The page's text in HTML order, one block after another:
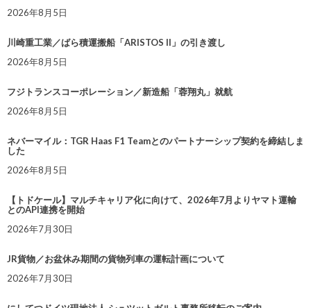
2026年8月5日
川崎重工業／ばら積運搬船「ARISTOS II」の引き渡し
2026年8月5日
フジトランスコーポレーション／新造船「蓉翔丸」就航
2026年8月5日
ネバーマイル：TGR Haas F1 Teamとのパートナーシップ契約を締結しま
した
2026年8月5日
【トドケール】マルチキャリア化に向けて、2026年7月よりヤマト運輸
とのAPI連携を開始
2026年7月30日
JR貨物／お盆休み期間の貨物列車の運転計画について
2026年7月30日